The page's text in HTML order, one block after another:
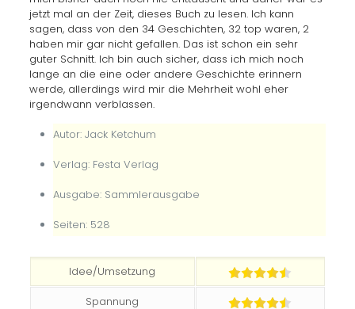
jetzt mal an der Zeit, dieses Buch zu lesen. Ich kann
sagen, dass von den 34 Geschichten, 32 top waren, 2
haben mir gar nicht gefallen. Das ist schon ein sehr
guter Schnitt. Ich bin auch sicher, dass ich mich noch
lange an die eine oder andere Geschichte erinnern
werde, allerdings wird mir die Mehrheit wohl eher
irgendwann verblassen.
Autor: Jack Ketchum
Verlag: Festa Verlag
Ausgabe: Sammlerausgabe
Seiten: 528
Idee/Umsetzung
Spannung